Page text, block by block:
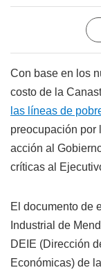
Con base en los
costo de la
las líneas de
preocupación por
acción al
críticas al
El documento de
Industrial de
DEIE (Dirección
Económicas) de